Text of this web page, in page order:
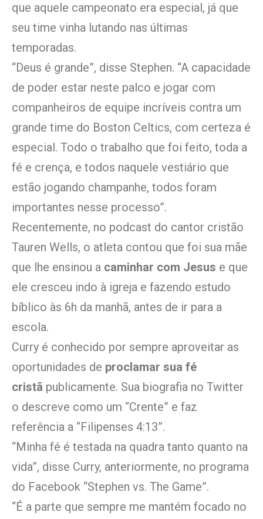
que aquele campeonato era especial, já que
seu time vinha lutando nas últimas
temporadas.
“Deus é grande”, disse Stephen. “A capacidade
de poder estar neste palco e jogar com
companheiros de equipe incríveis contra um
grande time do Boston Celtics, com certeza é
especial. Todo o trabalho que foi feito, toda a
fé e crença, e todos naquele vestiário que
estão jogando champanhe, todos foram
importantes nesse processo”.
Recentemente, no podcast do cantor cristão
Tauren Wells, o atleta contou que foi sua mãe
que lhe ensinou a caminhar com Jesus e que
ele cresceu indo à igreja e fazendo estudo
bíblico às 6h da manhã, antes de ir para a
escola.
Curry é conhecido por sempre aproveitar as
oportunidades de proclamar sua fé
cristã publicamente. Sua biografia no Twitter
o descreve como um “Crente” e faz
referência a “Filipenses 4:13”.
“Minha fé é testada na quadra tanto quanto na
vida”, disse Curry, anteriormente, no programa
do Facebook “Stephen vs. The Game”.
“É a parte que sempre me mantém focado no